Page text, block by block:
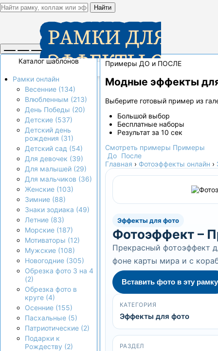
Найти
Каталог шаблонов
Рамки онлайн
Весенние (134)
Влюбленным (213)
День Победы (20)
Детские (537)
Детский день
рождения (31)
Детский сад (54)
Для девочек (39)
Для малышей (29)
Для мальчиков (36)
Женские (103)
Зимние (88)
Знаки зодиака (49)
Летние (83)
Морские (187)
Мотиваторы (12)
Мужские (108)
Новогодние (305)
Обрезка фото 3 на 4
(2)
Обрезка фото в
круге (4)
Осенние (155)
Пасхальные (5)
Патриотические (2)
Подарки к
Рождеству (2)
Примеры ДО и ПОСЛЕ
Модные эффекты
Выберите готовый пример из
Большой выбор
Бесплатные наборы
Результат за 10 сек
Смотреть примеры Примеры
До После
Главная › Фотоэффекты онлайн ›
Эффекты для фото
Фотоэффект –
Прекрасный фотоэффект
фоне карты мира и с
Вставить фото в эту рамку
КАТЕГОРИЯ
Эффекты для фото
РАЗДЕЛ